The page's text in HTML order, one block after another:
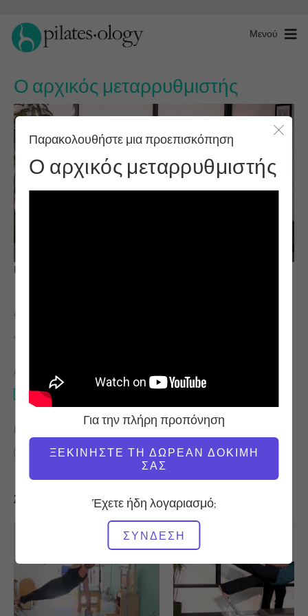
Μενού
Ο αρχικός μεταρρυθμιστής
Παρακολουθήστε μια προεπισκόπηση
Ο αρχικός μεταρρυθμιστής
Για την πλήρη προπόνηση
ΞΕΚΙΝΉΣΤΕ ΤΗ ΔΩΡΕΆΝ ΔΟΚΙΜΉ
ΣΑΣ
Έχετε ήδη λογαριασμό;
ΣΎΝΔΕΣΗ
Παρατηρήστε & μάθετε
ΔΆΣΚΑΛΟΣ
Jay Grimes
ΑΠΑΙΤΟΎΜΕΝΟΣ ΕΞΟΠΛΙΣΜΌΣ
Reformer
ΒΡΕΊΤΕ ΠΑΡΌΜΟΙΕΣ ΤΆΞΕΙΣ ΓΙΑ
50 - 60 λεπτά
Reformer
Άλλες προπονήσεις που μπορεί να σας αρέσουν